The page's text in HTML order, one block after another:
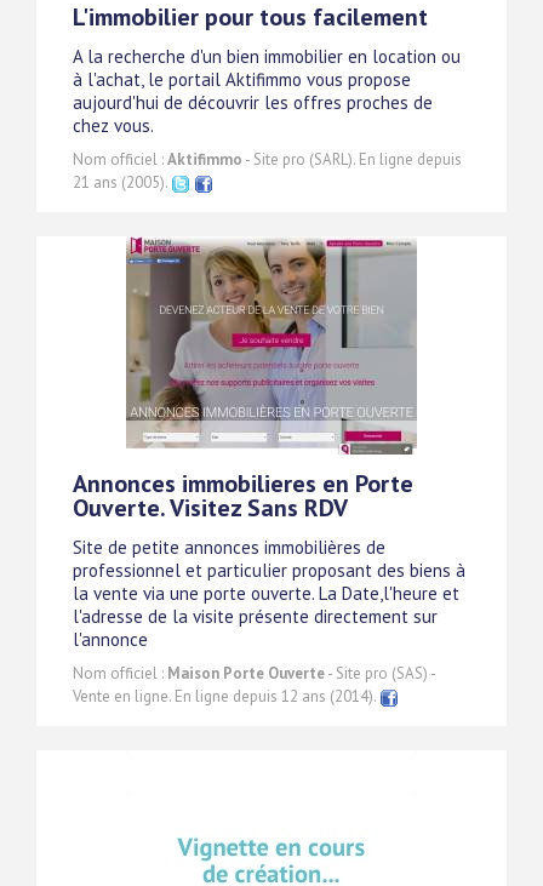
L'immobilier pour tous facilement
A la recherche d'un bien immobilier en location ou
à l'achat, le portail Aktifimmo vous propose
aujourd'hui de découvrir les offres proches de
chez vous.
Nom officiel :Aktifimmo - Site pro (SARL). En ligne depuis
21 ans (2005).
Annonces immobilieres en Porte
Ouverte. Visitez Sans RDV
Site de petite annonces immobilières de
professionnel et particulier proposant des biens à
la vente via une porte ouverte. La Date,l'heure et
l'adresse de la visite présente directement sur
l'annonce
Nom officiel : Maison Porte Ouverte- Site pro (SAS) -
Vente en ligne. En ligne depuis 12 ans (2014).